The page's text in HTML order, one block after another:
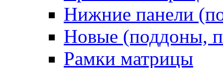
Нижние панели
Новые (поддоны,
Рамки матрицы